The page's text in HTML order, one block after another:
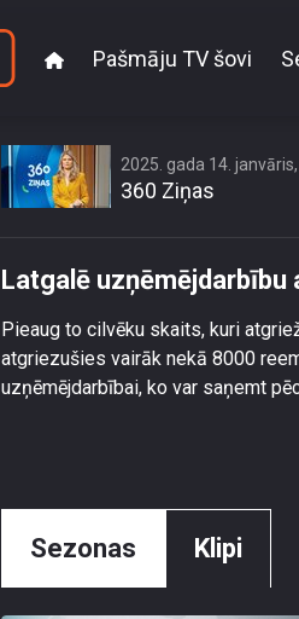
Pašmāju TV šovi
2025. gada 14.
360 Ziņas
Latgalē
Pieaug to cilvēku skaits, kuri
atgriezušies vairāk nekā 8000
uzņēmējdarbībai, ko var saņemt
Sezonas Klipi